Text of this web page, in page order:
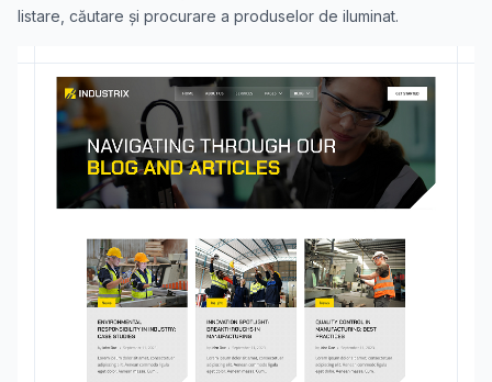
listare, căutare și procurare a produselor de iluminat.